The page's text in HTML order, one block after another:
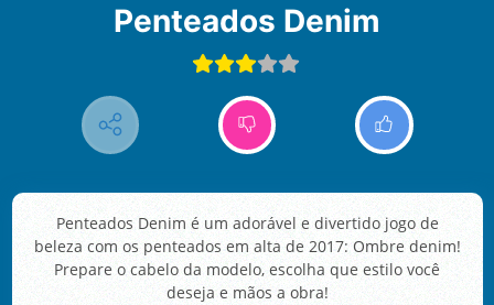
Penteados Denim
Penteados Denim é um adorável e divertido jogo de
beleza com os penteados em alta de 2017: Ombre denim!
Prepare o cabelo da modelo, escolha que estilo você
deseja e mãos a obra!